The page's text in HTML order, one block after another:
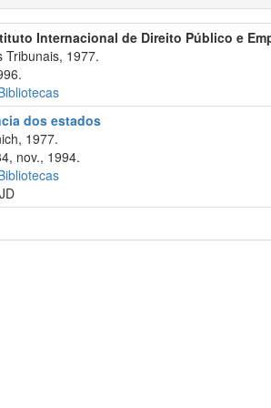
Internacional de Direito Público e
Tribunais, 1977.
dos estados
1977.
nov., 1994.